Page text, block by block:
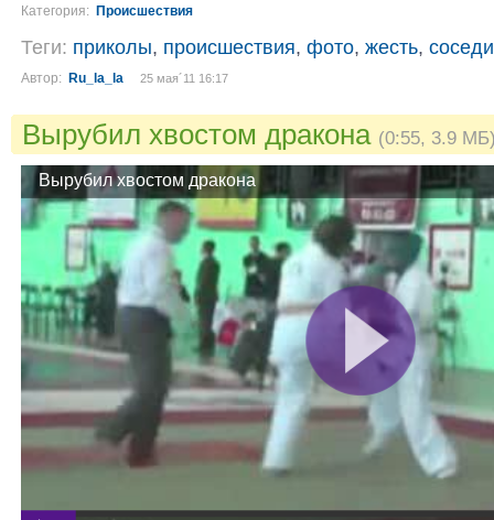
Категория: Происшествия
Теги: приколы, происшествия, фото, жесть, соседи
Автор: Ru_la_la 25 мая´11 16:17
Вырубил хвостом дракона (0:55, 3.9
Вырубил хвостом дракона